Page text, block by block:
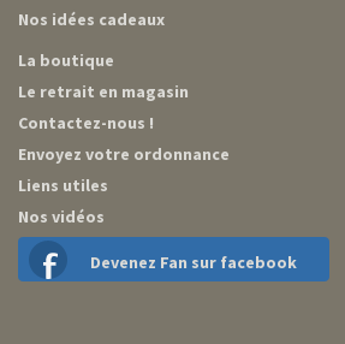
Nos idées cadeaux
La boutique
Le retrait en magasin
Contactez-nous !
Envoyez votre ordonnance
Liens utiles
Nos vidéos
Devenez Fan sur facebook